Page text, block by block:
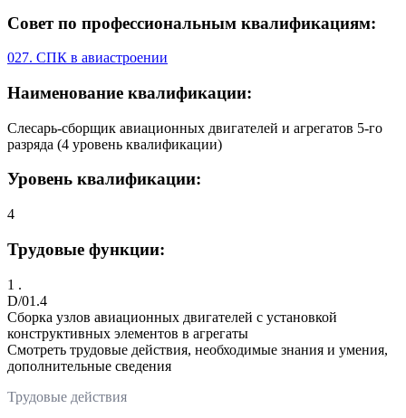
Совет по профессиональным квалификациям:
027. СПК в авиастроении
Наименование квалификации:
Слесарь-сборщик авиационных двигателей и агрегатов 5-го
разряда (4 уровень квалификации)
Уровень квалификации:
4
Трудовые функции:
1 .
D/01.4
Сборка узлов авиационных двигателей с установкой
конструктивных элементов в агрегаты
Смотреть трудовые действия, необходимые знания и умения,
дополнительные сведения
Трудовые действия